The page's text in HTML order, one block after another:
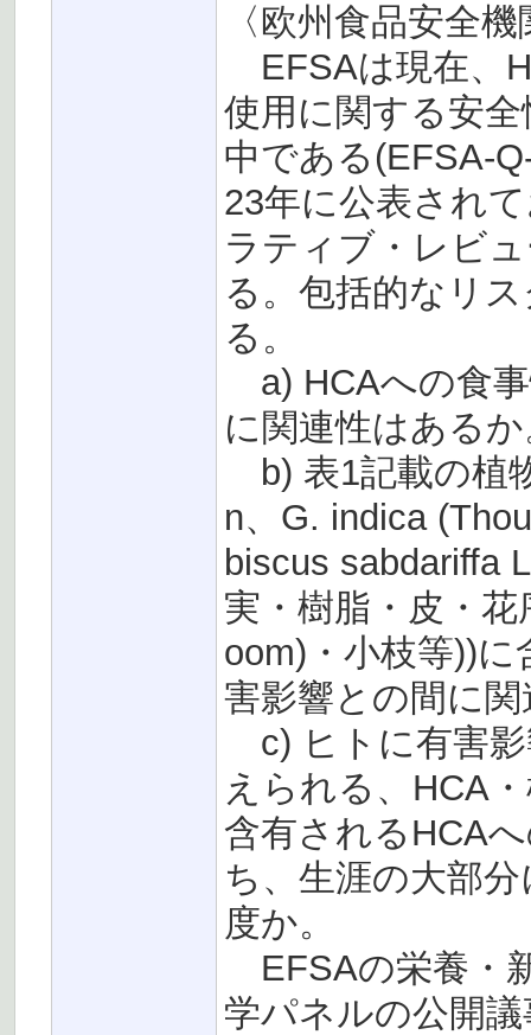
〈欧州食品安全
EFSAは現在、
使用に関する安
中である(EFSA-
23年に公表され
ラティブ・レビ
る。包括的なリ
る。
a) HCAへの食
に関連性はある
b) 表1記載の植
n、G. indica
biscus sabdariffa
実・樹脂・皮・
oom)・小枝等))
害影響との間に
c) ヒトに有害影
えられる、HCA
含有されるHCA
ち、生涯の大部
度か。
EFSAの栄養・
学パネルの公開